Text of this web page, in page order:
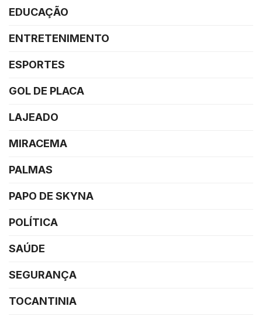
EDUCAÇÃO
ENTRETENIMENTO
ESPORTES
GOL DE PLACA
LAJEADO
MIRACEMA
PALMAS
PAPO DE SKYNA
POLÍTICA
SAÚDE
SEGURANÇA
TOCANTINIA